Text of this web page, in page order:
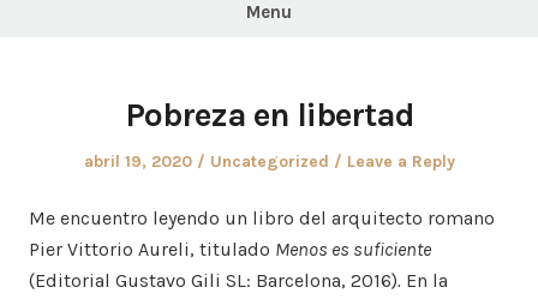
Menu
Pobreza en libertad
Posted
abril 19, 2020
Posted
Uncategorized Leave a Reply
Me encuentro leyendo un libro del arquitecto romano
Pier Vittorio Aureli, titulado Menos es suficiente
(Editorial Gustavo Gili SL: Barcelona, 2016). En la